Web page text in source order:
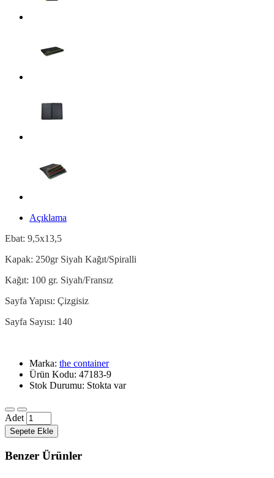
Açıklama
Ebat: 9,5x13,5
Kapak: 250gr Siyah Kağıt/Spiralli
Kağıt: 100 gr. Siyah/Fransız
Sayfa Yapısı: Çizgisiz
Sayfa Sayısı: 140
Marka: the container
Ürün Kodu: 47183-9
Stok Durumu: Stokta var
Adet
Sepete Ekle
Benzer Ürünler